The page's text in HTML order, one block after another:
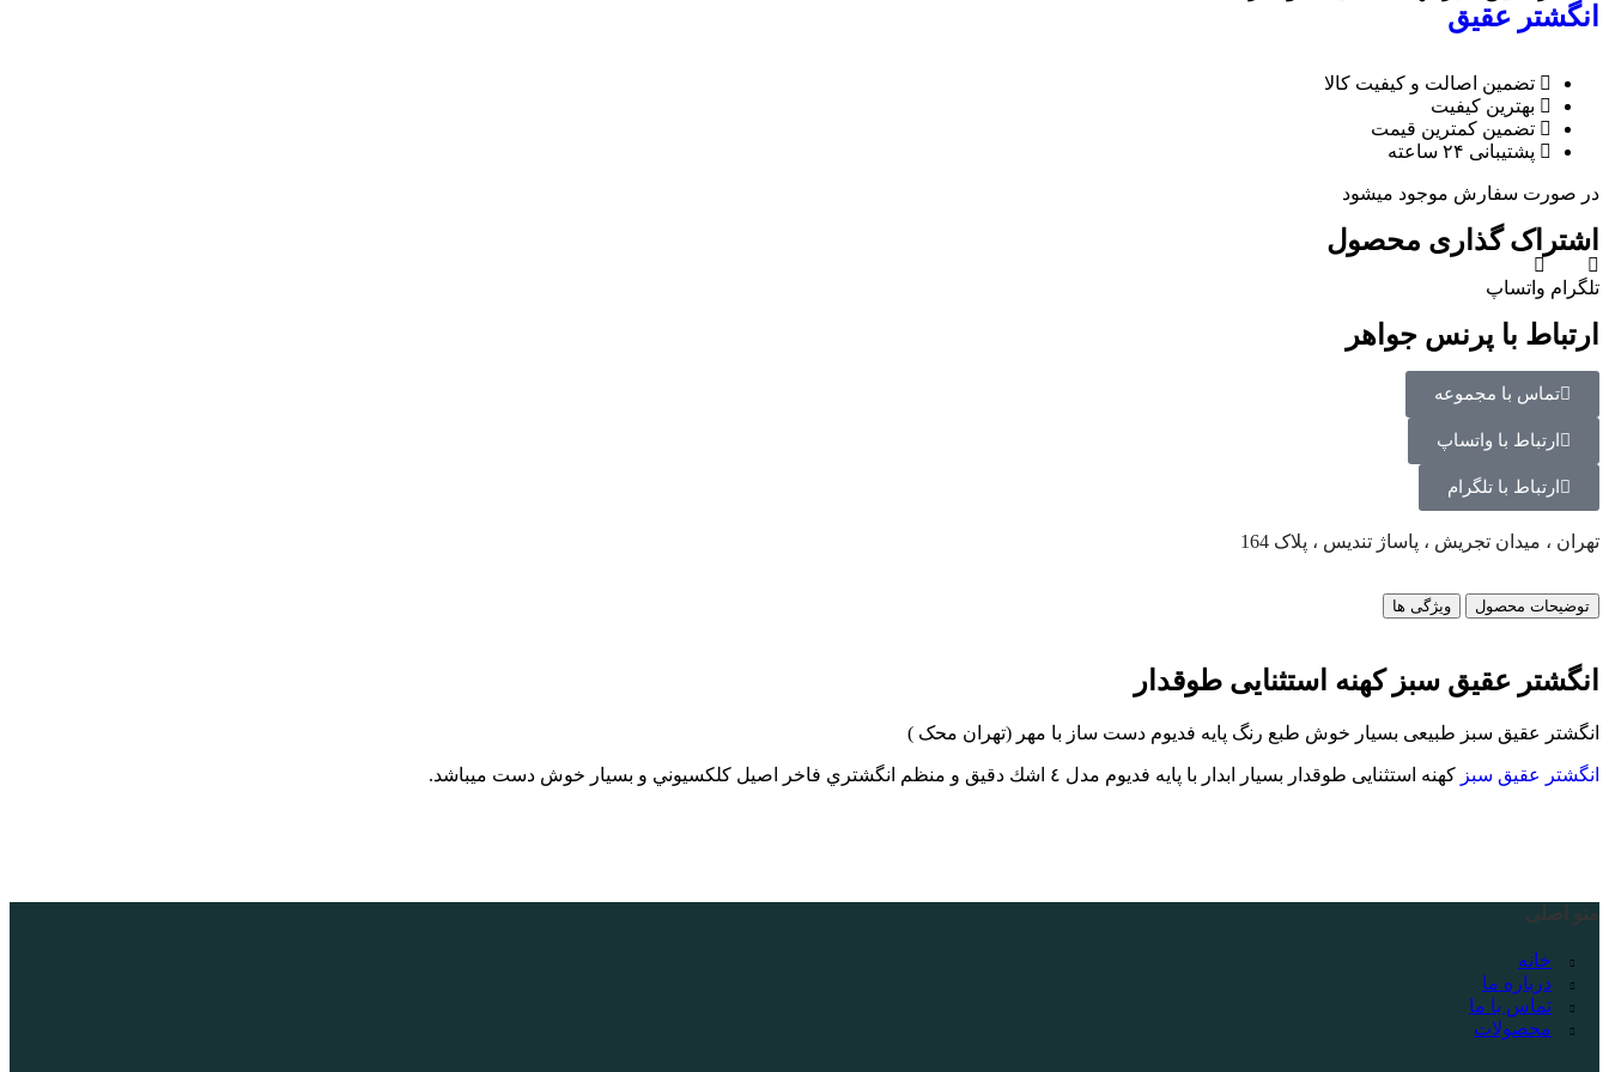
انگشتر عقیق
تضمین اصالت و کیفیت کالا
بهترین کیفیت
تضمین کمترین قیمت
پشتیبانی ۲۴ ساعته
در صورت سفارش موجود میشود
اشتراک گذاری محصول
تلگرام واتساپ
ارتباط با پرنس جواهر
تماس با مجموعه
ارتباط با واتساپ
ارتباط با تلگرام
تهران ، میدان تجریش ، پاساژ تندیس ، پلاک 164
توضیحات محصول ویژگی ها
انگشتر عقیق سبز کهنه استثنایی طوقدار
انگشتر عقیق سبز طبیعی بسیار خوش طبع رنگ پایه فدیوم دست ساز با مهر (تهران محک )
انگشتر عقیق سبز کهنه استثنایی طوقدار بسيار ابدار با پايه فديوم مدل ٤ اشك دقيق و منظم انگشتري فاخر اصيل كلكسيوني و بسيار خوش دست ميباشد.
منو اصلی
خانه
درباره ما
تماس با ما
محصولات